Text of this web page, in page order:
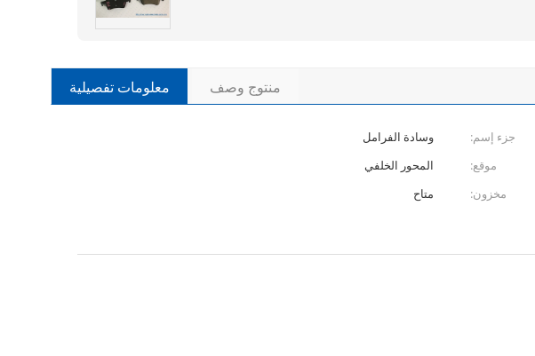
معلومات تفصيلية منتوج وصف
جزء إسم:
وسادة الفرامل
موقع:
المحور الخلفي
مخزون:
متاح